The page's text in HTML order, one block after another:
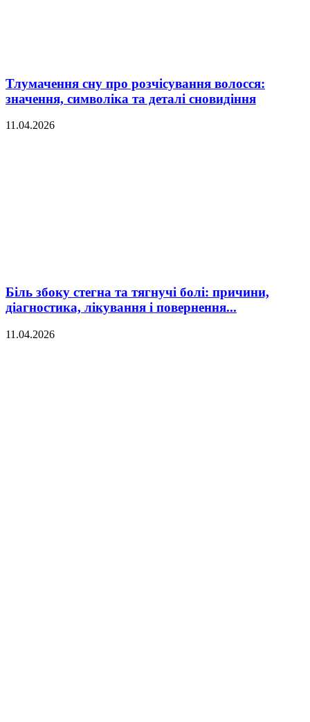
Тлумачення сну про розчісування волосся:
значення, символіка та деталі сновидіння
11.04.2026
Біль збоку стегна та тягнучі болі: причини,
діагностика, лікування і повернення...
11.04.2026